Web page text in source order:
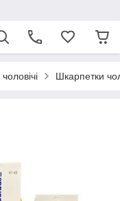
Шкарпетки